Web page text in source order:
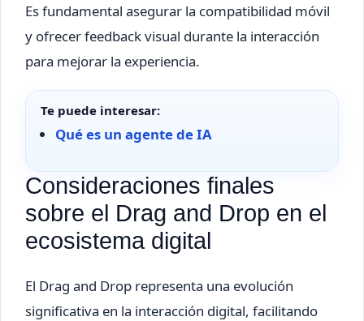
Es fundamental asegurar la compatibilidad móvil
y ofrecer feedback visual durante la interacción
para mejorar la experiencia.
Te puede interesar:
Qué es un agente de IA
Consideraciones finales
sobre el Drag and Drop en el
ecosistema digital
El Drag and Drop representa una evolución
significativa en la interacción digital, facilitando